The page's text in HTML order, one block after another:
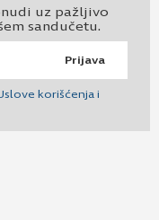
uz pažljivo
sandučetu.
Prijava
korišćenja i